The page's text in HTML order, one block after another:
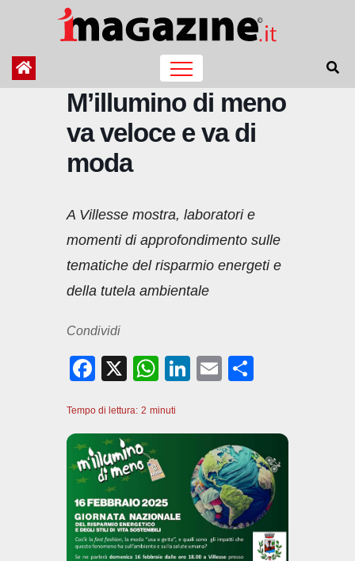
contenuto
M’illumino di meno
va veloce e va di
moda
A Villesse mostra, laboratori e
momenti di approfondimento sulle
tematiche del risparmio energeti e
della tutela ambientale
Condividi
F
c
e
b
o
o
k
X
W
at
A
p
p
Li
dI
n
E
di
vi
di
Tempo di lettura: 2 minuti